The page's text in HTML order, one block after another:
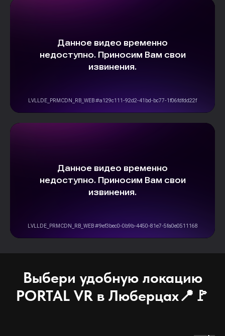
Выбери удобную локацию
PORTAL VR в Люберцах📍🚩